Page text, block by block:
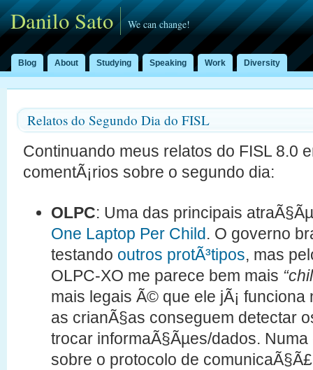
Danilo Sato We can change!
Blog About Studying Speaking Work Diversity
Relatos do Segundo Dia do FISL
Continuando meus relatos do FISL 8.0
comentÃ¡rios sobre o segundo dia:
OLPC: Uma das principais
One Laptop Per Child. O governo
testando outros protÃ³tipos, mas
OLPC-XO me parece bem mais
mais legais Ã© que ele jÃ¡
as crianÃ§as conseguem detectar
trocar informaÃ§Ãµes/dados.
sobre o protocolo de